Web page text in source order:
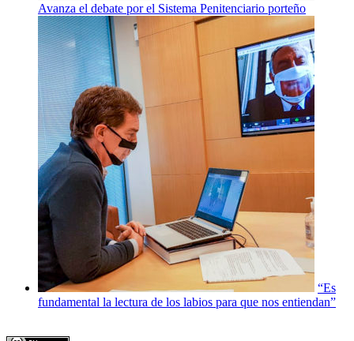
Avanza el debate por el Sistema Penitenciario porteño
“Es
fundamental la lectura de los labios para que nos entiendan”